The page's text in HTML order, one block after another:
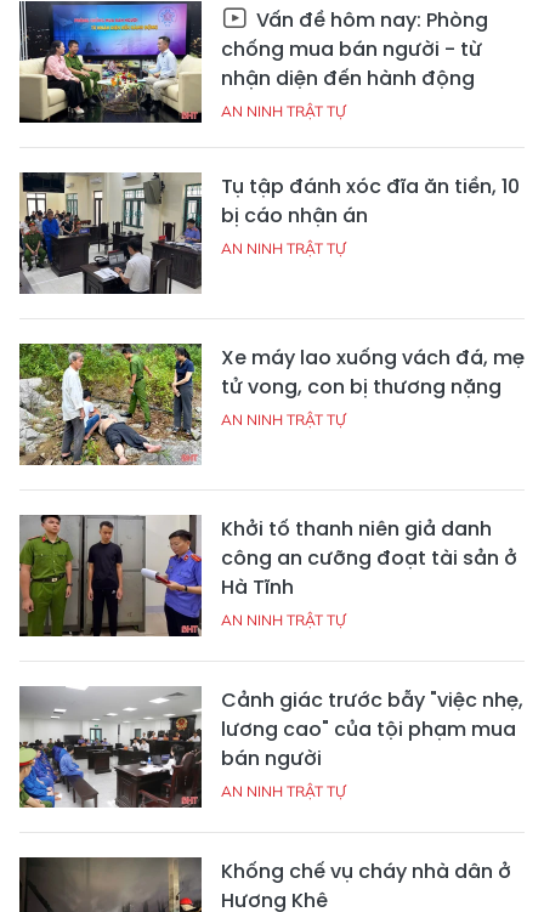
Vấn đề hôm nay: Phòng
chống mua bán người - từ
nhận diện đến hành động
AN NINH TRẬT TỰ
Tụ tập đánh xóc đĩa ăn tiền, 10
bị cáo nhận án
AN NINH TRẬT TỰ
Xe máy lao xuống vách đá, mẹ
tử vong, con bị thương nặng
AN NINH TRẬT TỰ
Khởi tố thanh niên giả danh
công an cưỡng đoạt tài sản ở
Hà Tĩnh
AN NINH TRẬT TỰ
Cảnh giác trước bẫy "việc nhẹ,
lương cao" của tội phạm mua
bán người
AN NINH TRẬT TỰ
Khống chế vụ cháy nhà dân ở
Hương Khê